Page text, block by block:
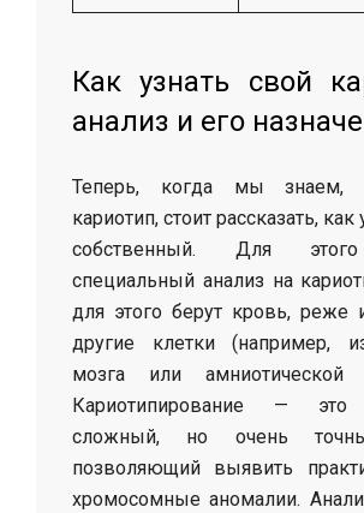
Как узнать свой
анализ и его
Теперь, когда мы знаем,
кариотип, стоит рассказать, как
собственный. Для
специальный анализ на
для этого берут кровь, реже
другие клетки (например,
мозга или амниотической
Кариотипирование — это
сложный, но очень
позволяющий выявить
хромосомные аномалии.